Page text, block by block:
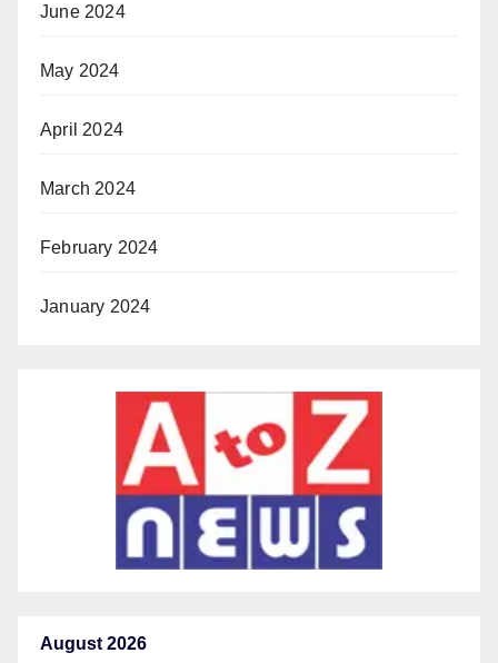
June 2024
May 2024
April 2024
March 2024
February 2024
January 2024
August 2026